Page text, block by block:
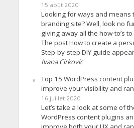
15 août 2020
Looking for ways and means
branding site? Well, look no
giving away all the how-to’s
The post How to create a
Step-by-step DIY guide
Ivana Cirkovic
Top 15 WordPress content
improve your visibility and
16 juillet 2020
Let’s take a look at some of
WordPress content plugins